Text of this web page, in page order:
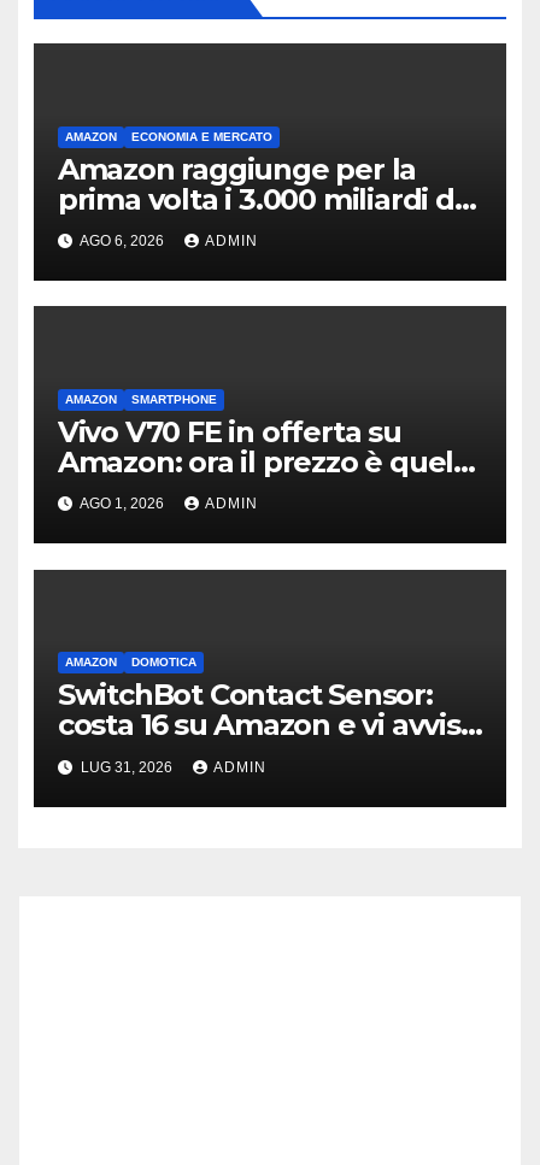
AMAZON ECONOMIA E MERCATO
Amazon raggiunge per la
prima volta i 3.000 miliardi di
capitalizzazione
AGO 6, 2026 ADMIN
AMAZON SMARTPHONE
Vivo V70 FE in offerta su
Amazon: ora il prezzo è quello
giusto?
AGO 1, 2026 ADMIN
AMAZON DOMOTICA
SwitchBot Contact Sensor:
costa 16 su Amazon e vi avvisa
se qualcuno apre porte o
finestre
LUG 31, 2026 ADMIN